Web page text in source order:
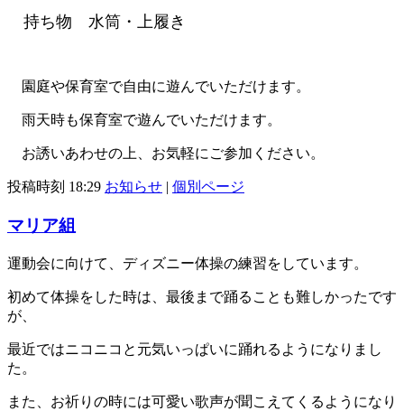
持ち物 水筒・上履き
園庭や保育室で自由に遊んでいただけます。
雨天時も保育室で遊んでいただけます。
お誘いあわせの上、お気軽にご参加ください。
投稿時刻 18:29 お知らせ | 個別ページ
マリア組
運動会に向けて、ディズニー体操の練習をしています。
初めて体操をした時は、最後まで踊ることも難しかったです
が、
最近ではニコニコと元気いっぱいに踊れるようになりまし
た。
また、お祈りの時には可愛い歌声が聞こえてくるようになり